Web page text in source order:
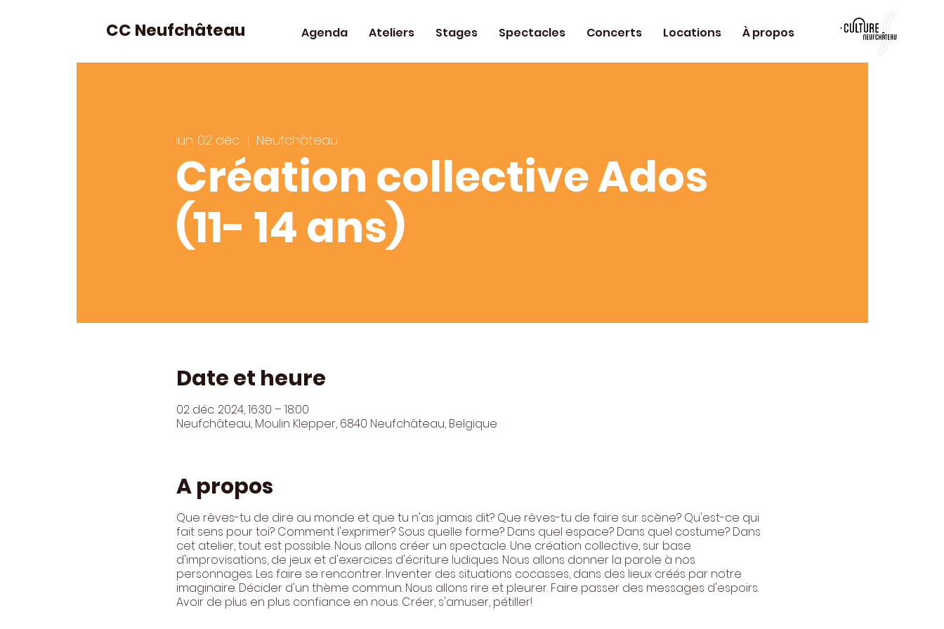
CC Neufchâteau Agenda Ateliers Stages Spectacles Concerts Locations À propos
lun. 02 déc.
  |
Neufchâteau
Création collective Ados
(11- 14 ans)
Date et heure
02 déc. 2024, 16:30 – 18:00
Neufchâteau, Moulin Klepper, 6840 Neufchâteau, Belgique
A propos
Que rêves-tu de dire au monde et que tu n'as jamais dit? Que rêves-tu de faire sur scène? Qu'est-ce qui
fait sens pour toi? Comment l'exprimer? Sous quelle forme? Dans quel espace? Dans quel costume? Dans
cet atelier, tout est possible. Nous allons créer un spectacle. Une création collective, sur base
d'improvisations, de jeux et d'exercices d'écriture ludiques. Nous allons donner la parole à nos
personnages. Les faire se rencontrer. Inventer des situations cocasses, dans des lieux créés par notre
imaginaire. Décider d'un thème commun. Nous allons rire et pleurer. Faire passer des messages d'espoirs.
Avoir de plus en plus confiance en nous. Créer, s'amuser, pétiller!